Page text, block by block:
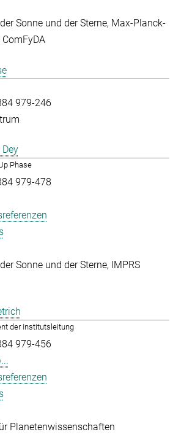
Sonne und der Sterne Max-Planck-
979-246
Phase
979-478
Sonne und der Sterne IMPRS
der Institutsleitung
979-456
Planetenwissenschaften